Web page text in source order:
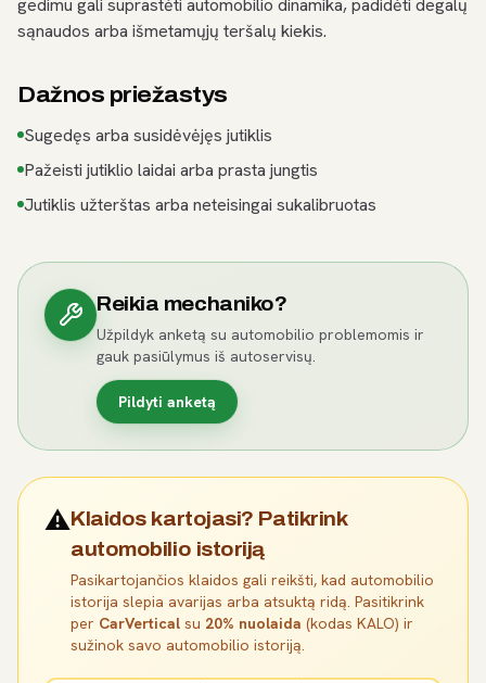
gedimu gali suprastėti automobilio dinamika, padidėti degalų
sąnaudos arba išmetamųjų teršalų kiekis.
Dažnos priežastys
Sugedęs arba susidėvėjęs jutiklis
Pažeisti jutiklio laidai arba prasta jungtis
Jutiklis užterštas arba neteisingai sukalibruotas
Reikia mechaniko?
Užpildyk anketą su automobilio problemomis ir
gauk pasiūlymus iš autoservisų.
Pildyti anketą
⚠️Klaidos kartojasi? Patikrink
automobilio istoriją
Pasikartojančios klaidos gali reikšti, kad automobilio
istorija slepia avarijas arba atsuktą ridą. Pasitikrink
per CarVertical su 20% nuolaida (kodas KALO) ir
sužinok savo automobilio istoriją.